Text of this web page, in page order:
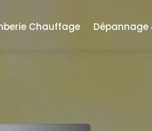
Chauffage Dépannage